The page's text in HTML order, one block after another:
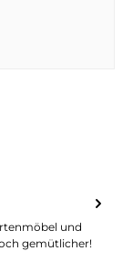
und
gemütlicher!